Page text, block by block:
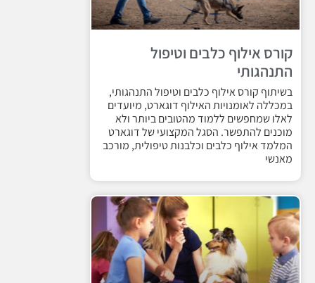
קורס אילוף כלבים וטיפול
התנהגותי
בשיתוף קורס אילוף כלבים וטיפול התנהגותי,
במכללה לאומנויות האילוף דוגארט, מיועדים
לאלו שמחפשים ללמוד מהטובים ביותר ולא
מוכנים להתפשר. הסגל המקצועי של דוגארט
המלמד אילוף כלבים וכלבנות טיפולית, מורכב
מאנשי